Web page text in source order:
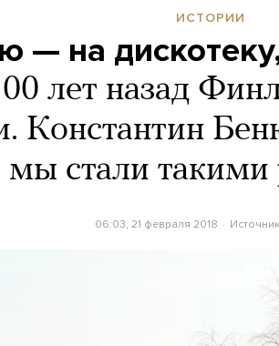
ИСТОРИИ
— на
лет назад
Константин
мы стали
06:03, 21 февраля 2018